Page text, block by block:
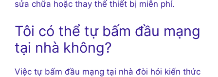
sửa chữa hoặc thay thế thiết bị miễn phí.
Tôi có thể tự bấm đầu mạng
tại nhà không?
Việc tự bấm đầu mạng tại nhà đòi hỏi kiến thức